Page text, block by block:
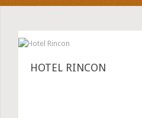
HOTEL RINCON